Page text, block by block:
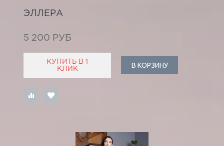
ЭЛЛЕРА
5 200 РУБ
КУПИТЬ В 1
КЛИК
В КОРЗИНУ